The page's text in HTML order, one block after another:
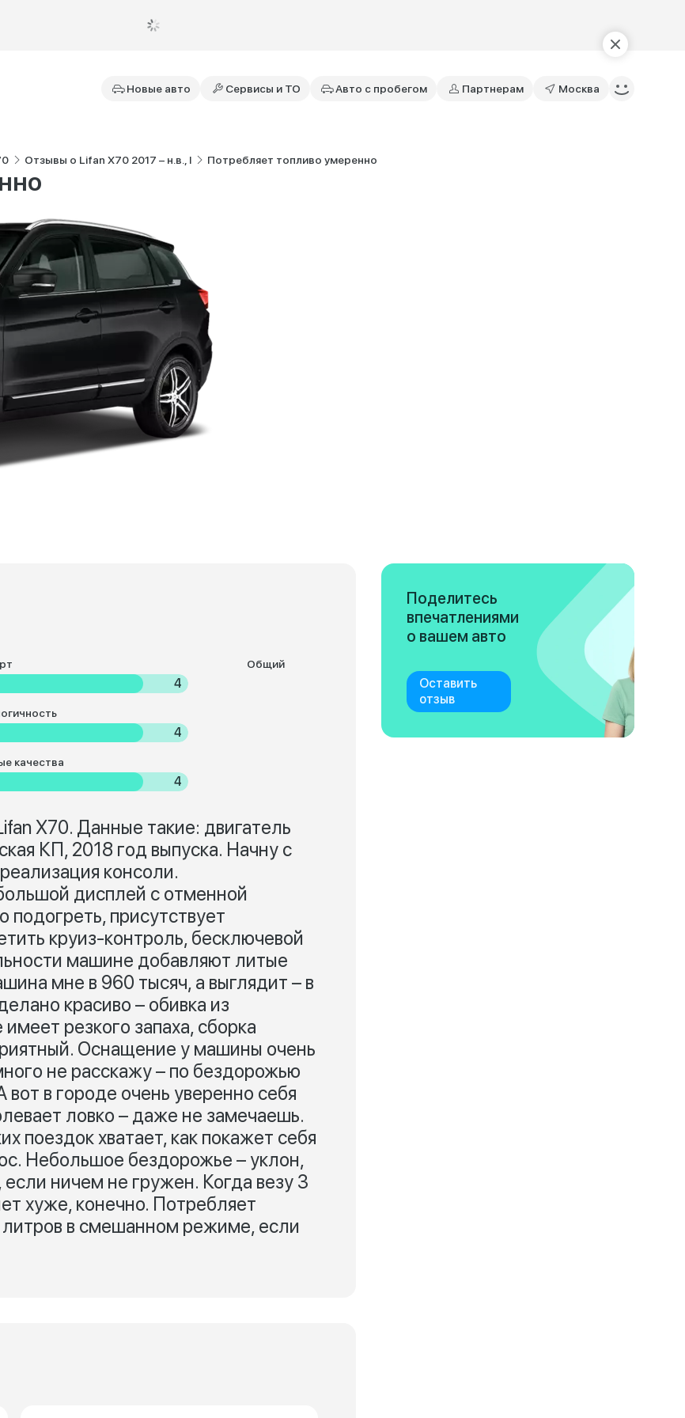
Новые авто Сервисы и ТО Авто с пробегом Партнерам Москва
Отзывы о Lifan X70 2017 – н.в., I Потребляет топливо умеренно
4
4
качества
4
Общий
X70. Данные такие: двигатель
КП, 2018 год выпуска. Начну с
консоли.
дисплей с отменной
присутствует
круиз-контроль, бесключевой
машине добавляют литые
мне в 960 тысяч, а выглядит – в
красиво – обивка из
резкого запаха, сборка
Оснащение у машины очень
не расскажу – по бездорожью
в городе очень уверенно себя
ловко – даже не замечаешь.
поездок хватает, как покажет себя
Небольшое бездорожье – уклон,
ничем не гружен. Когда везу 3
хуже, конечно. Потребляет
в смешанном режиме, если
Поделитесь
впечатлениями
о вашем авто
Оставить
отзыв